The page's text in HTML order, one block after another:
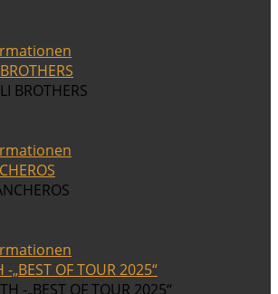
„BEST OF TOUR 2025“